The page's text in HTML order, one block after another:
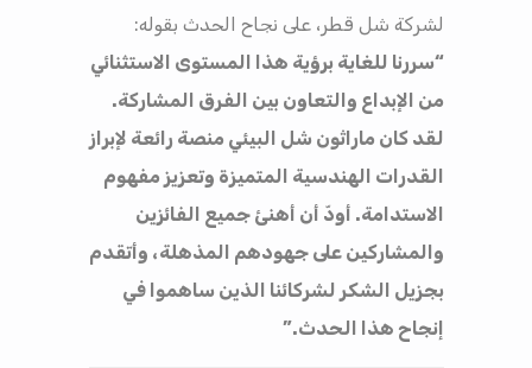
لشركة شل قطر، على نجاح الحدث بقوله:
“سررنا للغاية برؤية هذا المستوى الاستثنائي
من الإبداع والتعاون بين الفرق المشاركة.
لقد كان ماراثون شل البيئي منصة رائعة لإبراز
القدرات الهندسية المتميزة وتعزيز مفهوم
الاستدامة. أودّ أن أهنئ جميع الفائزين
والمشاركين على جهودهم المذهلة، وأتقدم
بجزيل الشكر لشركائنا الذين ساهموا في
إنجاح هذا الحدث.”